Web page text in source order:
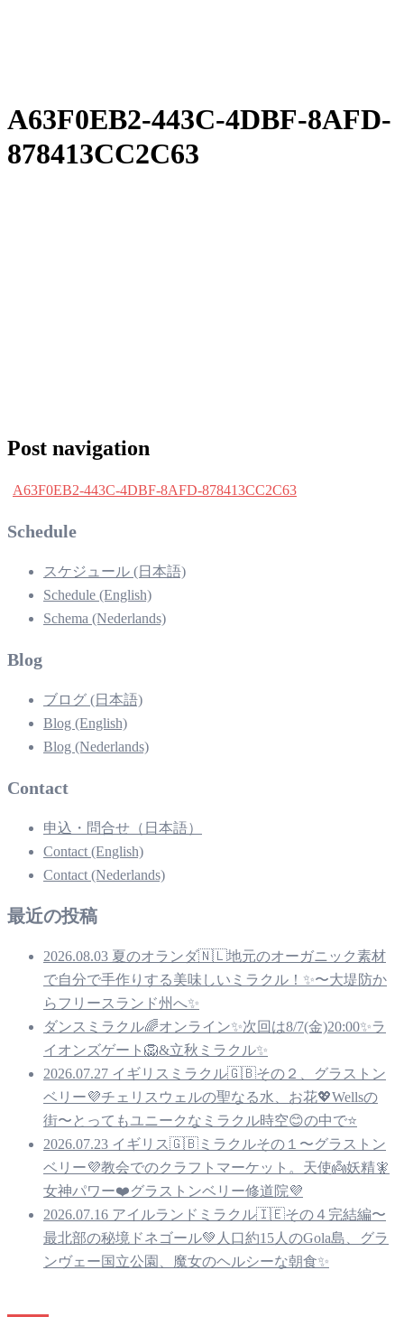
A63F0EB2-443C-4DBF-8AFD-
878413CC2C63
Post navigation
A63F0EB2-443C-4DBF-8AFD-878413CC2C63
Schedule
スケジュール (日本語)
Schedule (English)
Schema (Nederlands)
Blog
ブログ (日本語)
Blog (English)
Blog (Nederlands)
Contact
申込・問合せ（日本語）
Contact (English)
Contact (Nederlands)
最近の投稿
2026.08.03 夏のオランダ🇳🇱地元のオーガニック素材
で自分で手作りする美味しいミラクル！✨〜大堤防か
らフリースランド州へ✨
ダンスミラクル🌈オンライン✨次回は8/7(金)20:00✨ラ
イオンズゲート🦁&立秋ミラクル✨
2026.07.27 イギリスミラクル🇬🇧その２、グラストン
ベリー💜チェリスウェルの聖なる水、お花💖Wellsの
街〜とってもユニークなミラクル時空😊の中で⭐️
2026.07.23 イギリス🇬🇧ミラクルその１〜グラストン
ベリー💜教会でのクラフトマーケット。天使👼妖精🧚
女神パワー❤️グラストンベリー修道院💜
2026.07.16 アイルランドミラクル🇮🇪その４完結編〜
最北部の秘境ドネゴール💚人口約15人のGola島、グラ
ンヴェー国立公園、魔女のヘルシーな朝食✨